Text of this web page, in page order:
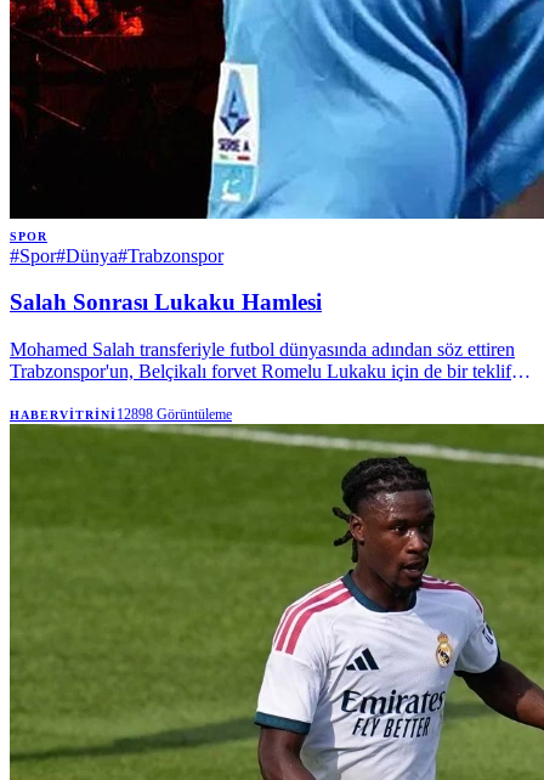
SPOR
#Spor#Dünya#Trabzonspor
Salah Sonrası Lukaku Hamlesi
Mohamed Salah transferiyle futbol dünyasında adından söz ettiren
Trabzonspor'un, Belçikalı forvet Romelu Lukaku için de bir teklif
HABERVITRINI12898 Görüntüleme